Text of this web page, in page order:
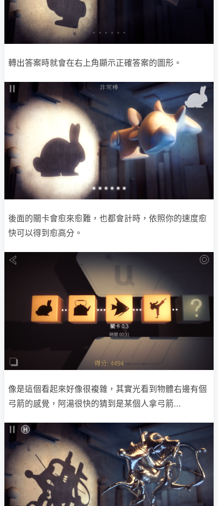
轉出答案時就會在右上角顯示正確答案的圖形。
後面的關卡會愈來愈難，也都會計時，依照你的速度愈
快可以得到愈高分。
像是這個看起來好像很複雜，其實光看到物體右邊有個
弓箭的感覺，阿湯很快的猜到是某個人拿弓箭...